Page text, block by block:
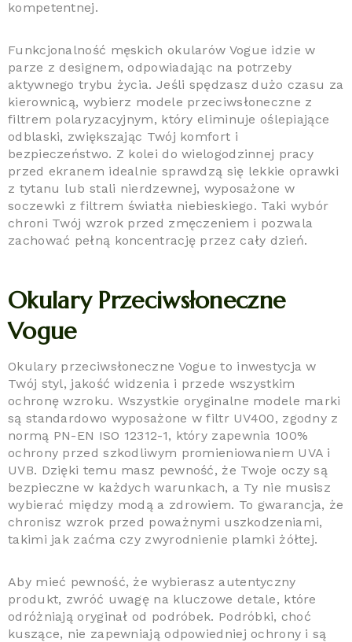
kompetentnej.
Funkcjonalność męskich okularów Vogue idzie w
parze z designem, odpowiadając na potrzeby
aktywnego trybu życia. Jeśli spędzasz dużo czasu za
kierownicą, wybierz modele przeciwsłoneczne z
filtrem polaryzacyjnym, który eliminuje oślepiające
odblaski, zwiększając Twój komfort i
bezpieczeństwo. Z kolei do wielogodzinnej pracy
przed ekranem idealnie sprawdzą się lekkie oprawki
z tytanu lub stali nierdzewnej, wyposażone w
soczewki z filtrem światła niebieskiego. Taki wybór
chroni Twój wzrok przed zmęczeniem i pozwala
zachować pełną koncentrację przez cały dzień.
Okulary Przeciwsłoneczne
Vogue
Okulary przeciwsłoneczne Vogue to inwestycja w
Twój styl, jakość widzenia i przede wszystkim
ochronę wzroku. Wszystkie oryginalne modele marki
są standardowo wyposażone w filtr UV400, zgodny z
normą PN-EN ISO 12312-1, który zapewnia 100%
ochrony przed szkodliwym promieniowaniem UVA i
UVB. Dzięki temu masz pewność, że Twoje oczy są
bezpieczne w każdych warunkach, a Ty nie musisz
wybierać między modą a zdrowiem. To gwarancja, że
chronisz wzrok przed poważnymi uszkodzeniami,
takimi jak zaćma czy zwyrodnienie plamki żółtej.
Aby mieć pewność, że wybierasz autentyczny
produkt, zwróć uwagę na kluczowe detale, które
odróżniają oryginał od podróbek. Podróbki, choć
kuszące, nie zapewniają odpowiedniej ochrony i są